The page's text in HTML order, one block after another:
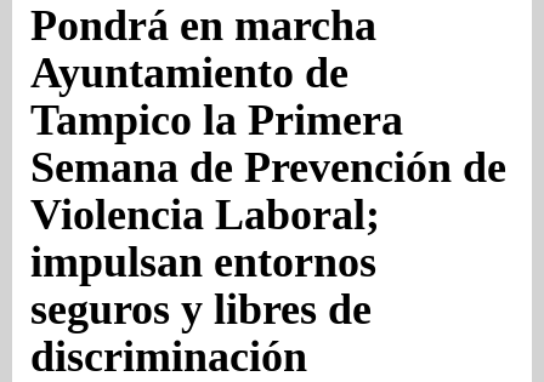
Pondrá en marcha
Ayuntamiento de
Tampico la Primera
Semana de Prevención de
Violencia Laboral;
impulsan entornos
seguros y libres de
discriminación